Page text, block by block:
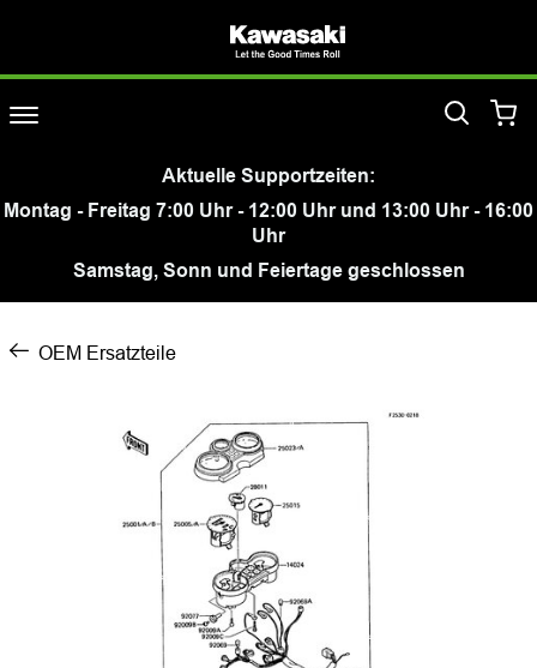
Aktuelle Supportzeiten:
Montag - Freitag 7:00 Uhr - 12:00 Uhr und 13:00 Uhr - 16:00
Uhr
Samstag, Sonn und Feiertage geschlossen
OEM Ersatzteile